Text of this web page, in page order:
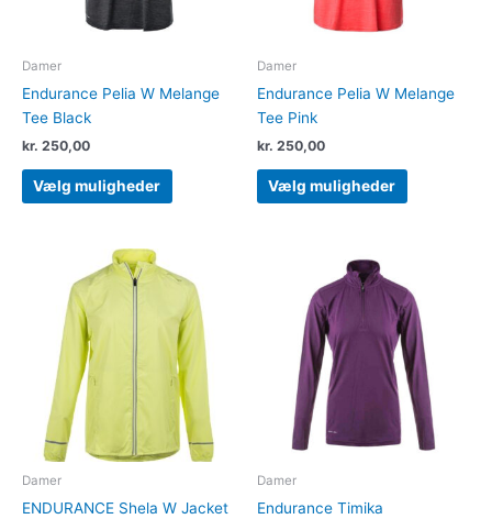
Damer
Endurance Pelia W Melange
Tee Black
kr. 250,00
Vælg muligheder
vælges
Damer
Endurance Pelia W Melange
Tee Pink
kr. 250,00
Vælg muligheder
Damer
ENDURANCE Shela W Jacket
vare
har
flere
varianter.
Mulighederne
kan
vælges
på
Damer
Endurance Timika
vare
har
flere
varianter.
kan
vælges
på